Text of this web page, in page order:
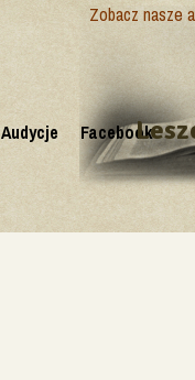
Audycje Facebook
Zobacz nasze